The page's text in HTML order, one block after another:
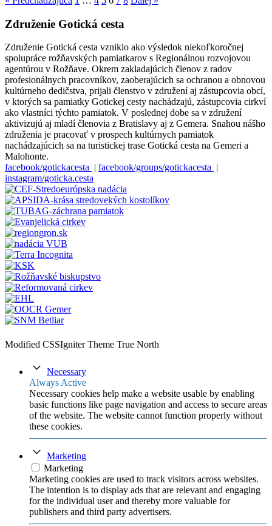
Združenie Gotická cesta
Združenie Gotická cesta vzniklo ako výsledok niekoľkoročnej
spolupráce rožňavských pamiatkarov s Regionálnou rozvojovou
agentúrou v Rožňave. Okrem zakladajúcich členov z radov
profesionálnych pracovníkov, zaoberajúcich sa ochranou a obnovou
kultúrneho dedičstva, prijali členstvo v združení aj zástupcovia obcí,
v ktorých sa pamiatky Gotickej cesty nachádzajú, zástupcovia cirkví
ako vlastníci týchto pamiatok. V poslednej dobe sa v združení
aktivizujú aj mladí členovia z Bratislavy aj z Gemera. Snahou nášho
združenia je pracovať v prospech kultúrnych pamiatok
nachádzajúcich sa na turistickej trase Gotická cesta na Gemeri a
Malohonte.
facebook/gotickacesta | facebook/groups/gotickacesta |
instagram/goticka.cesta
Modified CSSIgniter Theme True North
Necessary
Always Active
Necessary cookies help make a website usable by enabling
basic functions like page navigation and access to secure areas
of the website. The website cannot function properly without
these cookies.
Marketing
Marketing
Marketing cookies are used to track visitors across websites.
The intention is to display ads that are relevant and engaging
for the individual user and thereby more valuable for
publishers and third party advertisers.